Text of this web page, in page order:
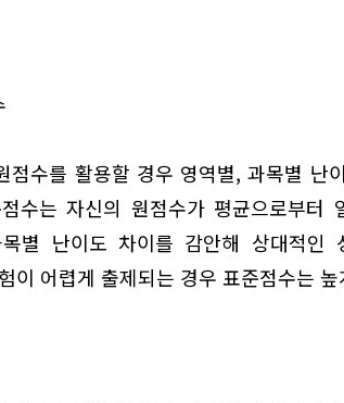
점수를 활용할 경우 영역별, 과목별 난
수는 자신의 원점수가 평균으로부
별 난이도 차이를 감안해 상대적인
이 어렵게 출제되는 경우 표준점수는